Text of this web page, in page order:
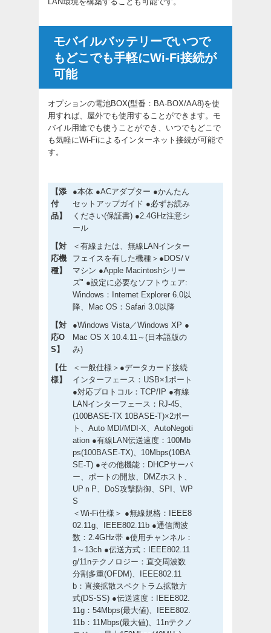
モバイルバッテリーでいつで
もどこでも手軽にWi-Fi接続が
可能
オプションの電池BOX(型番：BA-BOX/AA8)を使
用すれば、屋外でも使用することができます。モ
バイル用途でも使うことができ、いつでもどこで
も気軽にWi-Fiによるインターネット接続が可能で
す。
【添
付
品】
●本体 ●ACアダプター ●かんたん
セットアップガイド ●必ずお読み
ください(保証書) ●2.4GHz注意シ
ール
【対
応機
種】
＜有線または、無線LANインター
フェイスを有した機種＞●DOS/Ｖ
マシン ●Apple Macintoshシリー
ズ" ●設定に必要なソフトウェア:
Windows：Internet Explorer 6.0以
降、Mac OS：Safari 3.0以降
【対
応O
S】
●Windows Vista／Windows XP ●
Mac OS X 10.4.11～(日本語版の
み)
【仕
様】
＜一般仕様＞●データカード接続
インターフェース：USB×1ポート
●対応プロトコル：TCP/IP ●有線
LANインターフェース：RJ-45、
(100BASE-TX 10BASE-T)×2ポー
ト、Auto MDI/MDI-X、AutoNegoti
ation ●有線LAN伝送速度：100Mb
ps(100BASE-TX)、10Mbps(10BA
SE-T) ●その他機能：DHCPサーバ
ー、ポートの開放、DMZホスト、
UPｎP、DoS攻撃防御、SPI、WP
S
＜Wi-Fi仕様＞ ●無線規格：IEEE8
02.11g、IEEE802.11b ●通信周波
数：2.4GHz帯 ●使用チャンネル：
1～13ch ●伝送方式：IEEE802.11
g/11nテクノロジー：直交周波数
分割多重(OFDM)、IEEE802.11
b：直接拡散スペクトラム拡散方
式(DS-SS) ●伝送速度：IEEE802.
11g：54Mbps(最大値)、IEEE802.
11b：11Mbps(最大値)、11nテクノ